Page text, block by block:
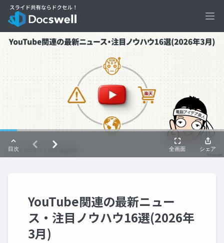
YouTube関連の最新ニュー
ス・注目ノウハウ16選(2026年
3月)